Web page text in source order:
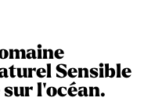
Sensible
l'océan.